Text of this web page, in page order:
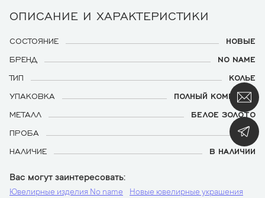
ОПИСАНИЕ И ХАРАКТЕРИСТИКИ
СОСТОЯНИЕ
НОВЫЕ
БРЕНД
NO NAME
ТИП
КОЛЬЕ
УПАКОВКА
ПОЛНЫЙ КОМПЛЕКТ
МЕТАЛЛ
БЕЛОЕ ЗОЛОТО
ПРОБА
750
НАЛИЧИЕ
В НАЛИЧИИ
Вас могут заинтересовать
Ювелирные изделия No name
Новые ювелирные украшения